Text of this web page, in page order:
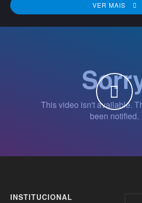
VER MAIS
WATCH
INSTITUCIONAL